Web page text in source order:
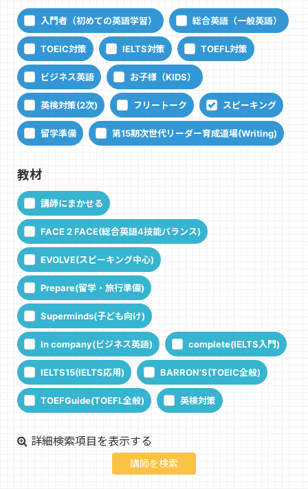
入門者（初めての英語学習） 総合英語（一般英語）
TOEIC対策 IELTS対策 TOEFL対策
ビジネス英語 お子様（KIDS）
英検対策(2次) フリートーク スピーキング
留学準備 第15期次世代リーダー育成道場(Writing)
教材
講師にまかせる
FACE 2 FACE(総合英語4技能バランス)
EVOLVE(スピーキング中心)
Prepare(留学・旅行準備)
Superminds(子ども向け)
In company(ビジネス英語) complete(IELTS入門)
IELTS15(IELTS応用) BARRON‘S(TOEIC全般)
TOEFGuide(TOEFL全般) 英検対策
詳細検索項目を表示する